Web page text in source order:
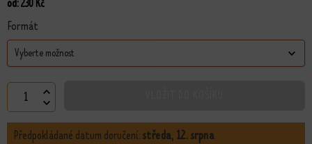
od:230 Kč
Formát
Kdo jsem množství
Předpokládané datum doručení:středa, 12. srpna